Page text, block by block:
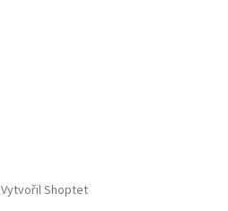
Vytvořil Shoptet